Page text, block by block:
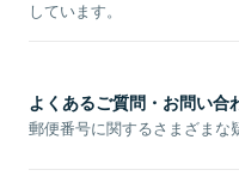
しています。
よくあるご質問・お問い合
郵便番号に関するさまざまな